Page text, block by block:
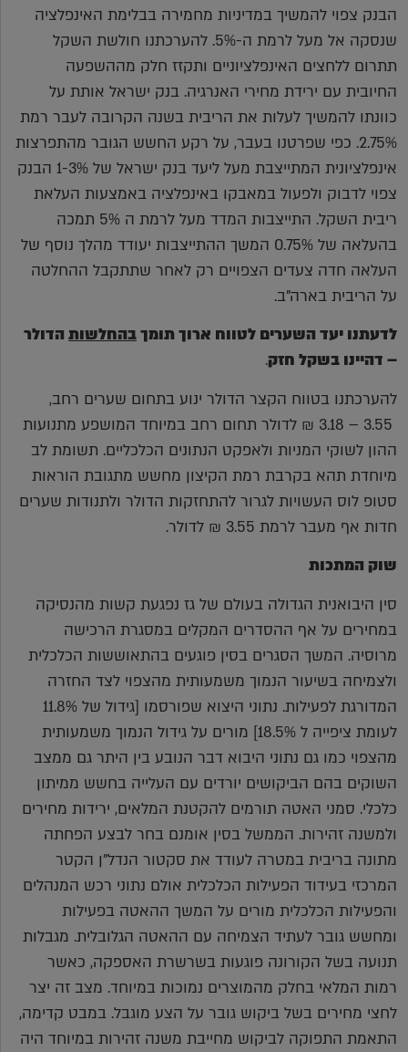
הבנק צפוי להמשיך במדיניות מחמירה בבלימת האינפלציה
שנסקה אל מעל לרמת ה-5%. להערכתנו חולשת השקל
תתרום ללחצים האינפלציוניים ותקזז חלק מההשפעה
החיובית עם ירידת מחירי האנרגיה. בנק ישראל אותת על
כוונתו להמשיך לעלות את הריבית בשנה הקרובה לעבר רמת
2.75%. כפי שפרטנו בעבר, על רקע החשש הגובר מהתפרצות
אינפלציונית המתייצבת מעל ליעד בנק ישראל של 1-3% הבנק
צפוי לדבוק ולפעול במאבקו באינפלציה באמצעות העלאת
ריבית השקל. התייצבות המדד מעל לרמת ה 5% תמכה
בהעלאה של 0.75% המשך ההתייצבות יעודד מהלך נוסף של
העלאה חדה צעדים הצפויים רק לאחר שתתקבל ההחלטה
על הריבית בארה"ב.
לדעתנו יעד השערים לטווח ארוך תומךבהחלשות הדולר
– דהיינו בשקל חזק.
להערכתנו בטווח הקצר הדולר ינוע בתחום שערים רחב,
3.55 – 3.18 ₪ לדולר תחום רחב במיוחד המושפע מתנועות
ההון לשוקי המניות ולאפקט הנתונים הכלכליים. תשומת לב
מיוחדת תהא בקרבת רמת הקיצון מחשש מתגובת הוראות
סטופ לוס העשויות לגרור להתחזקות הדולר ולתנודות שערים
חדות אף מעבר לרמת 3.55 ₪ לדולר.
שוק המתכות
סין היבואנית הגדולה בעולם של גז נפגעת קשות מהנסיקה
במחירים על אף ההסדרים המקלים במסגרת הרכישה
מרוסיה. המשך הסגרים בסין פוגעים בהתאוששות הכלכלית
ולצמיחה בשיעור הנמוך משמעותית מהצפוי לצד החזרה
המדורגת לפעילות. נתוני היצוא שפורסמו [גידול של 11.8%
לעומת ציפייה ל 18.5%] מורים על גידול הנמוך משמעותית
מהצפוי כמו גם נתוני היבוא דבר הנובע בין היתר גם ממצב
השוקים בהם הביקושים יורדים עם העלייה בחשש ממיתון
כלכלי. סמני האטה תורמים להקטנת המלאים, ירידות מחירים
ולמשנה זהירות. הממשל בסין אומנם בחר לבצע הפחתה
מתונה בריבית במטרה לעודד את סקטור הנדל"ן הקטר
המרכזי בעידוד הפעילות הכלכלית אולם נתוני רכש המנהלים
והפעילות הכלכלית מורים על המשך ההאטה בפעילות
ומחשש גובר לעתיד הצמיחה עם ההאטה הגלובלית. מגבלות
תנועה בשל הקורונה פוגעות בשרשרת האספקה, כאשר
רמות המלאי בחלק מהמוצרים נמוכות במיוחד. מצב זה יצר
לחצי מחירים בשל ביקוש גובר על הצע מוגבל. במבט קדימה,
התאמת התפוקה לביקוש מחייבת משנה זהירות במיוחד היה